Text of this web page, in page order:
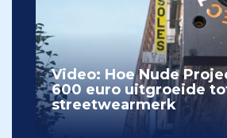
Video: Hoe Nude
600 euro uitgroeide
streetwearmerk